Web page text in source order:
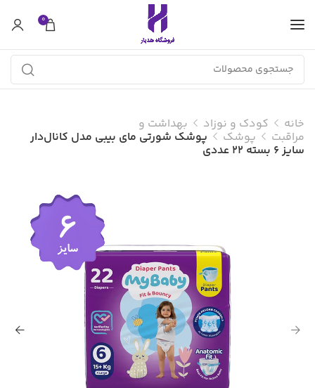
0
خانه کودک و نوزاد بهداشت و
مراقبت پوشک پوشک شورتی مای بیبی مدل کانال‌دار
سایز 6 بسته 22 عددی